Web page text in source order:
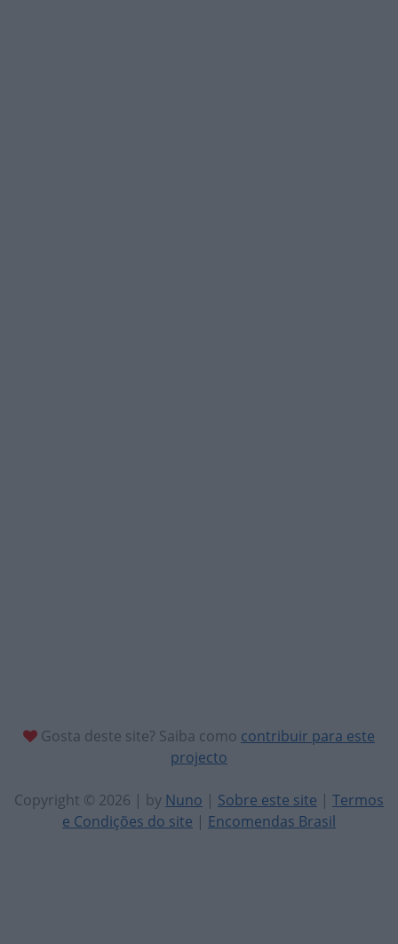
Gosta deste site? Saiba como contribuir para este
projecto
Copyright © 2026 | by Nuno | Sobre este site | Termos
e Condições do site | Encomendas Brasil